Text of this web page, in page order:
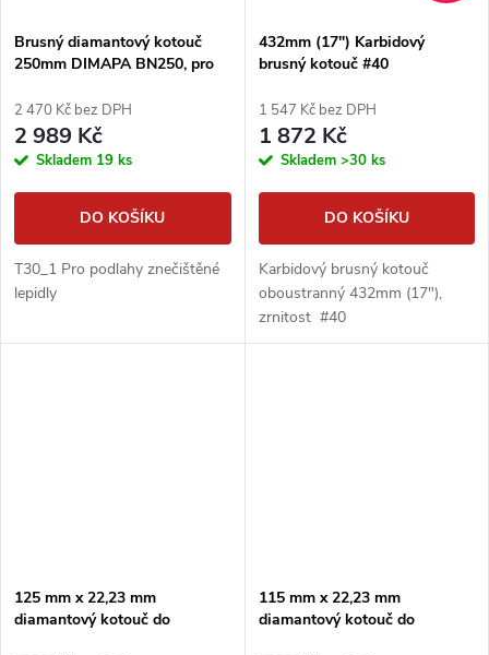
Brusný diamantový kotouč
250mm DIMAPA BN250, pro
2 470 Kč bez DPH
2 989 Kč
Skladem 19 ks
DO KOŠÍKU
T30_1 Pro podlahy znečištěné
lepidly
432mm (17") Karbidový
brusný kotouč #40
1 547 Kč bez DPH
1 872 Kč
Skladem >30 ks
DO KOŠÍKU
Karbidový brusný kotouč
oboustranný 432mm (17"),
zrnitost #40
125 mm x 22,23 mm
diamantový kotouč do
115 mm x 22,23 mm
diamantový kotouč do